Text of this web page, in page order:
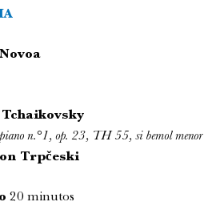
piano n.°1, op. 23, TH 55, si bemol menor
Trpčeski
20 minutos